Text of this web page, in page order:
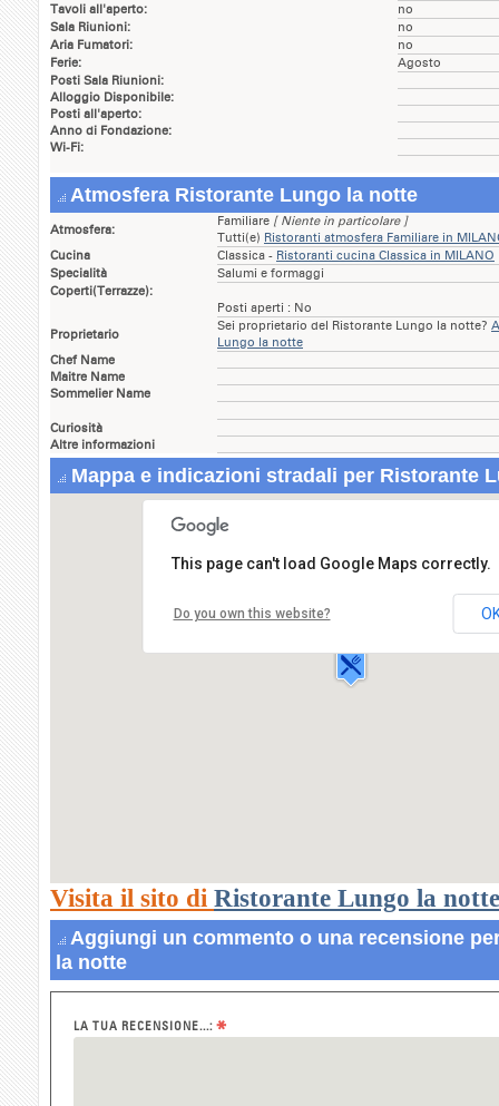
Tavoli all'aperto:
no
Sala Riunioni:
no
Aria Fumatori:
no
Ferie:
Agosto
Posti Sala Riunioni:
Alloggio Disponibile:
Posti all'aperto:
Anno di Fondazione:
Wi-Fi:
Atmosfera Ristorante Lungo la notte
Atmosfera:
Familiare [ Niente in particolare ]
Tutti(e) Ristoranti atmosfera Familiare in
Cucina
Classica - Ristoranti cucina Classica in MILANO
Specialità
Salumi e formaggi
Coperti(Terrazze):
Posti aperti : No
Proprietario
Sei proprietario del Ristorante Lungo la notte?
Lungo la notte
Chef Name
Maitre Name
Sommelier Name
Curiosità
Altre informazioni
Mappa e indicazioni stradali per Ristorante
Ristorante Lungo la notte
Via Lodovico il Moro,133
20100 MILANO
This page can't load Google Maps correctly.
Do you own this website?
Visita il sito di Ristorante Lungo la notte
Aggiungi un commento o una recensione
la notte
LA TUA RECENSIONE...: *